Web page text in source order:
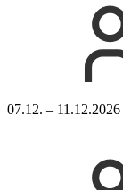
07.12. – 11.12.2026